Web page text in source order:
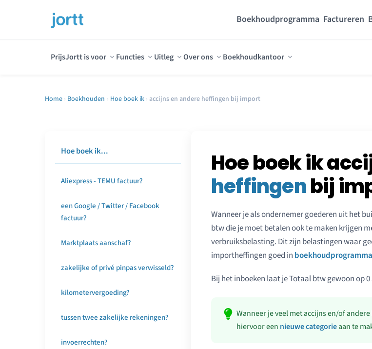
Boekhoudprogramma Factureren
PrijsJortt is voor Functies Uitleg Over ons Boekhoudkantoor
Home › Boekhouden › Hoe boek ik › accijns en andere heffingen bij import
Hoe boek ik...
Aliexpress - TEMU factuur?
een Google / Twitter / Facebook
factuur?
Marktplaats aanschaf?
zakelijke of privé pinpas verwisseld?
kilometervergoeding?
tussen twee zakelijke rekeningen?
invoerrechten?
Hoe boek ik
heffingenbij
Wanneer je als ondernemer goederen uit het
btw die je moet betalen ook te maken krijgen
verbruiksbelasting. Dit zijn belastingen waar
importheffingen goed in
Bij het inboeken laat je Totaal btw gewoon op
Wanneer je veel met accijns en/of
hiervoor een nieuwe categorieaan te